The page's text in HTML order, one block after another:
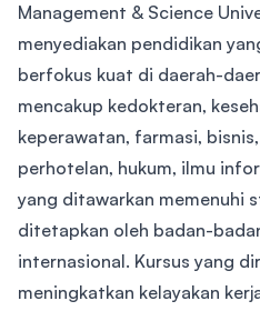
Management & Science
menyediakan pendidikan
berfokus kuat di daerah-
mencakup kedokteran,
keperawatan, farmasi,
perhotelan, hukum, ilmu
yang ditawarkan memenuhi
ditetapkan oleh badan-
internasional. Kursus yang
meningkatkan kelayakan